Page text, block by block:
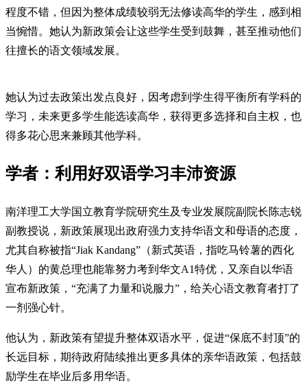
程度不错，但因为整体成绩较弱无法修读高华的学生，感到相
当惋惜。她认为新政策会让这些学生受到鼓舞，甚至推动他们
往擅长的语文领域发展。
她认为过去政策出发点良好，因考虑到学生得平衡所有学科的
学习，未来更多学生能选读高华，获得更多选择和自主权，也
得多花心思来兼顾其他学科。
学者：利用好双语学习丰沛资源
南洋理工大学国立教育学院研究生及专业发展院副院长陈志锐
副教授说，新政策展现出政府强力支持华语文和母语的态度，
尤其自称被指“Jiak Kandang”（新式英语，指吃马铃薯的西化
华人）的黄总理也能靠努力考到华文A1特优，又亲自以华语
宣布新政策，“充满了力量和说服力”，给关心语文教育者打了
一剂强心针。
他认为，新政策有望提升整体双语水平，促进“保底不封顶”的
长远目标，期待政府陆续推出更多具体的亲华语政策，包括鼓
励学生在毕业后多用华语。